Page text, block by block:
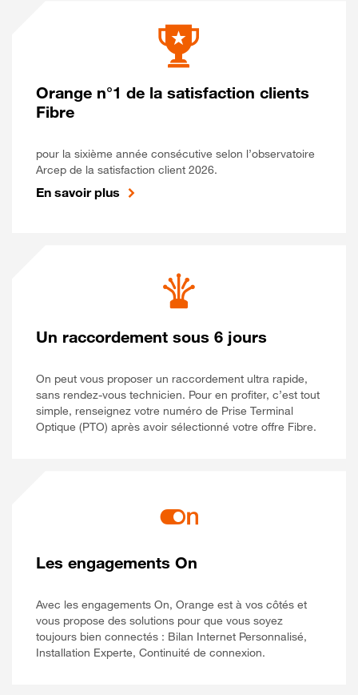
Orange n°1 de la satisfaction clients
Fibre
pour la sixième année consécutive selon l’observatoire
Arcep de la satisfaction client 2026.
En savoir plus
Un raccordement sous 6 jours
On peut vous proposer un raccordement ultra rapide,
sans rendez-vous technicien. Pour en profiter, c’est tout
simple, renseignez votre numéro de Prise Terminal
Optique (PTO) après avoir sélectionné votre offre Fibre.
Les engagements On
Avec les engagements On, Orange est à vos côtés et
vous propose des solutions pour que vous soyez
toujours bien connectés : Bilan Internet Personnalisé,
Installation Experte, Continuité de connexion.